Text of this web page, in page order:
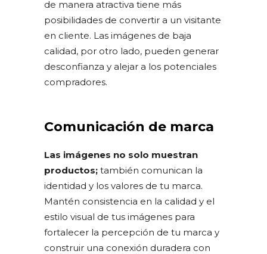
de manera atractiva tiene más
posibilidades de convertir a un visitante
en cliente. Las imágenes de baja
calidad, por otro lado, pueden generar
desconfianza y alejar a los potenciales
compradores.
Comunicación de marca
Las imágenes no solo muestran
productos; también comunican la
identidad y los valores de tu marca.
Mantén consistencia en la calidad y el
estilo visual de tus imágenes para
fortalecer la percepción de tu marca y
construir una conexión duradera con